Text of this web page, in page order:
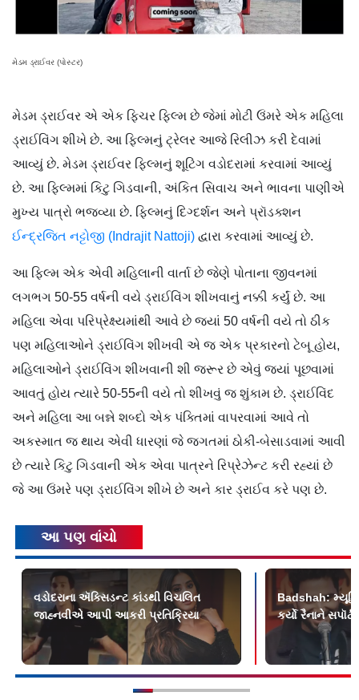
મેડમ ડ્રાઈવર (પોસ્ટર)
મેડમ ડ્રાઈવર એ એક ફિચર ફિલ્મ છે જેમાં મોટી ઉંમરે એક મહિલા
ડ્રાઈવિંગ શીખે છે. આ ફિલ્મનું ટ્રેલર આજે રિલીઝ કરી દેવામાં
આવ્યું છે. મેડમ ડ્રાઈવર ફિલ્મનું શૂટિંગ વડોદરામાં કરવામાં આવ્યું
છે. આ ફિલ્મમાં કિટુ ગિડવાની, અંકિત સિવાચ અને ભાવના પાણીએ
મુખ્ય પાત્રો ભજવ્યા છે. ફિલ્મનું દિગ્દર્શન અને પ્રૉડક્શન
ઈન્દ્રજિત નટ્ટોજી (Indrajit Nattoji) દ્વારા કરવામાં આવ્યું છે.
આ ફિલ્મ એક એવી મહિલાની વાર્તા છે જેણે પોતાના જીવનમાં
લગભગ 50-55 વર્ષની વયે ડ્રાઈવિંગ શીખવાનું નક્કી કર્યું છે. આ
મહિલા એવા પરિપ્રેક્ષ્યમાંથી આવે છે જ્યાં 50 વર્ષની વયે તો ઠીક
પણ મહિલાઓને ડ્રાઈવિંગ શીખવી એ જ એક પ્રકારનો ટેબૂ હોય,
મહિલાઓને ડ્રાઈવિંગ શીખવાની શી જરૂર છે એવું જ્યાં પૂછવામાં
આવતું હોય ત્યારે 50-55ની વયે તો શીખવું જ શુંકામ છે. ડ્રાઈવિંદ
અને મહિલા આ બન્ને શબ્દો એક પંક્તિમાં વાપરવામાં આવે તો
અકસ્માત જ થાય એવી ધારણાં જે જગતમાં ઠોકી-બેસાડવામાં આવી
છે ત્યારે કિટુ ગિડવાની એક એવા પાત્રને રિપ્રેઝેન્ટ કરી રહ્યાં છે
જે આ ઉંમરે પણ ડ્રાઈવિંગ શીખે છે અને કાર ડ્રાઈવ કરે પણ છે.
આ પણ વાંચો
વડોદરાના ઍક્સિડન્ટ કાંડથી વિચલિત
જાહ્‍નવીએ આપી આકરી પ્રતિક્રિયા
Badshah:
કર્યો રૈનાને